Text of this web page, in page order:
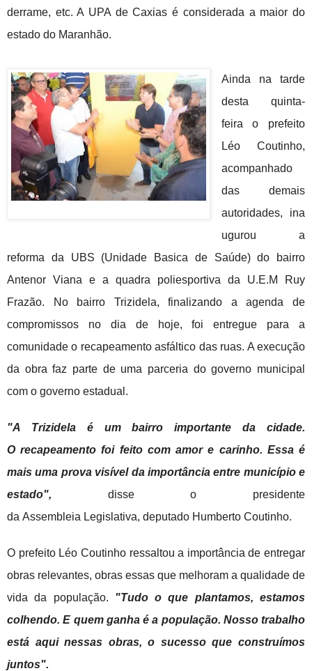
derrame, etc. A UPA de Caxias é considerada a maior do
estado do Maranhão.
Ainda na tarde
desta quinta-
feira o prefeito
Léo Coutinho,
acompanhado
das demais
autoridades, ina
ugurou a
reforma da UBS (Unidade Basica de Saúde) do bairro
Antenor Viana e a quadra poliesportiva da U.E.M Ruy
Frazão. No bairro Trizidela, finalizando a agenda de
compromissos no dia de hoje, foi entregue para a
comunidade o recapeamento asfáltico das ruas. A execução
da obra faz parte de uma parceria do governo municipal
com o governo estadual.
"A Trizidela é umbairro importante da cidade.
Orecapeamento foi feito com amor e carinho. Essa é
mais uma prova visívelda importânciaentre municípioe
estado", disse o presidente
da Assembleia Legislativa, deputado Humberto Coutinho.
O prefeito Léo Coutinho ressaltou a importância de entregar
obras relevantes, obras essas que melhoram a qualidade de
vida da população. "Tudo o que plantamos, estamos
colhendo. E quem ganha é a população. Nosso trabalho
está aqui nessas obras, o sucesso que construímos
juntos".